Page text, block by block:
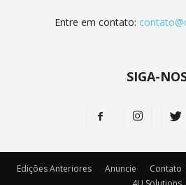
Entre em contato:
SIGA-
Edições Anteriores Anuncie Contato